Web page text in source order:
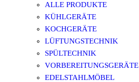
ALLE PRODUKTE
KÜHLGERÄTE
KOCHGERÄTE
LÜFTUNGSTECHNIK
SPÜLTECHNIK
VORBEREITUNGSGERÄTE
EDELSTAHLMÖBEL